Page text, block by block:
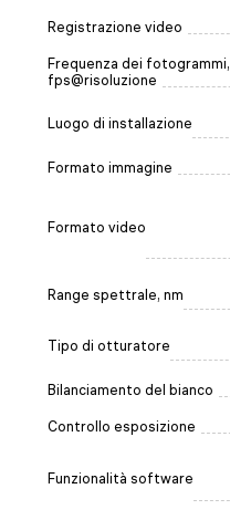
Registrazione video
Frequenza dei fotogrammi,
fps@risoluzione
Luogo di installazione
Formato immagine
Formato video
Range spettrale, nm
Tipo di otturatore
Bilanciamento del bianco
Controllo esposizione
Funzionalità software